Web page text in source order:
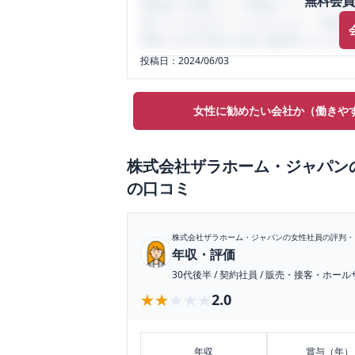
性限定の企業口コミの投稿サイトです。
気にすべき点がたくさんあります。先輩
将来の不安や現在の悩みを解消するため
投稿日：2024/06/03
女性に勧めたい会社か（働きや
株式会社ザラホーム・ジャパン
の口コミ
株式会社ザラホーム・ジャパンの女性社員の評判
年収・評価
30代後半/契約社員 /販売・接客・ホール
★★★★★
★★★★★ 2.0
年収 賞与（年）